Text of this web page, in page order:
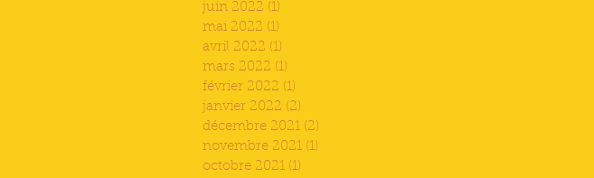
juin 2022 (1)
mai 2022 (1)
avril 2022 (1)
mars 2022 (1)
février 2022 (1)
janvier 2022 (2)
décembre 2021 (2)
novembre 2021 (1)
octobre 2021 (1)